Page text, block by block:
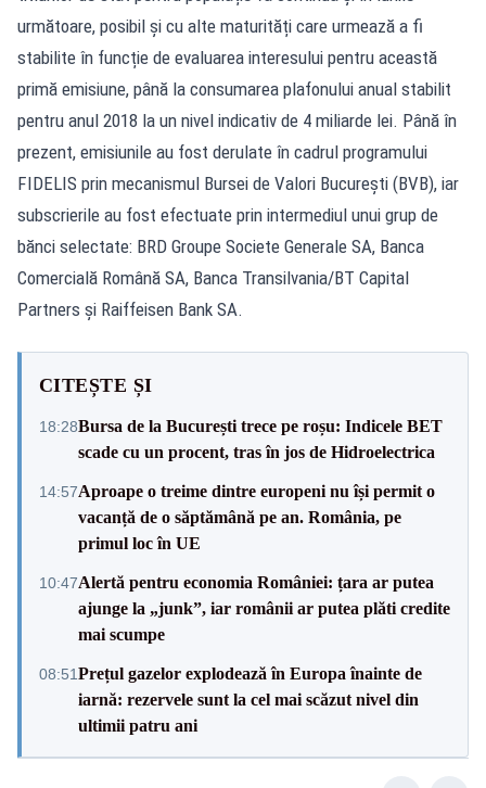
următoare, posibil și cu alte maturități care urmează a fi
stabilite în funcție de evaluarea interesului pentru această
primă emisiune, până la consumarea plafonului anual stabilit
pentru anul 2018 la un nivel indicativ de 4 miliarde lei. Până în
prezent, emisiunile au fost derulate în cadrul programului
FIDELIS prin mecanismul Bursei de Valori București (BVB), iar
subscrierile au fost efectuate prin intermediul unui grup de
bănci selectate: BRD Groupe Societe Generale SA, Banca
Comercială Română SA, Banca Transilvania/BT Capital
Partners și Raiffeisen Bank SA.
CITEȘTE ȘI
18:28Bursa de la București trece pe roșu: Indicele BET
scade cu un procent, tras în jos de Hidroelectrica
14:57Aproape o treime dintre europeni nu își permit o
vacanță de o săptămână pe an. România, pe
primul loc în UE
10:47Alertă pentru economia României: țara ar putea
ajunge la „junk”, iar românii ar putea plăti credite
mai scumpe
08:51Prețul gazelor explodează în Europa înainte de
iarnă: rezervele sunt la cel mai scăzut nivel din
ultimii patru ani